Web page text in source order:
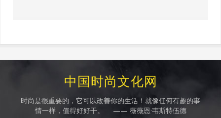
中国时尚文化网
时尚是很重要的，它可以改善你的生活！就像任何有趣的事
情一样，值得好好干。 —— 薇薇恩·韦斯特伍德